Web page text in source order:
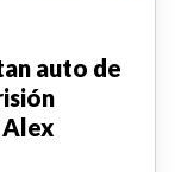
auto de